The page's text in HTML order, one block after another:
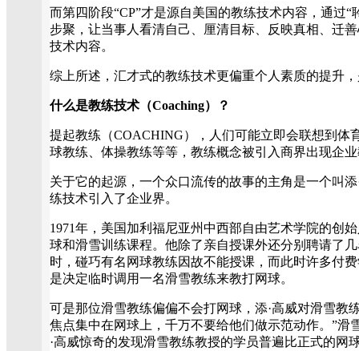
而第四阶段“CP”才是源自美国的教练技术内容，通过
步聚，让当事人看清自己、厘清目标、反映真相、迁
技术内容。
综上所述，汇才式的教练技术更偏重个人素质的提升
什么是教练技术（Coaching）？
提起教练（COACHING），人们可能立即会联想到体
球教练、体操教练等等，教练概念被引入商界出现企
关于它的起源，一个众口流传的故事的主角是一个叫
练技术引入了企业界。
1971年，美国加利福尼亚州中西部自由艺术学院的创
球和滑雪训练课程。他除了亲自授课外还分别聘请了
时，碰巧有名网球教练因故不能授课，而此时许多付
是决定临时调用一名滑雪教练来教打网球。
可是那位滑雪教练偏偏不会打网球，添·高威对滑雪教
焦点集中在网球上，千万不要给他们做示范动作。”滑
·高威惊奇的发现滑雪教练教授的学员普遍比正式的网